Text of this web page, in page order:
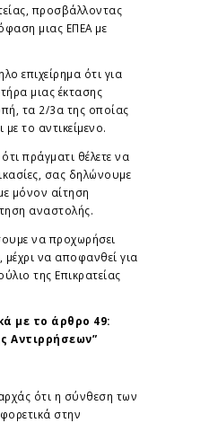
προσβάλλοντας
μιας ΕΠΕΑ με
επιχείρημα ότι για
μιας έκτασης
τα 2/3α της οποίας
το αντικείμενο.
πράγματι θέλετε να
σας δηλώνουμε
μόνον αίτηση
αναστολής.
να προχωρήσει
μέχρι να αποφανθεί για
της Επικρατείας
με το άρθρο 49:
Αντιρρήσεων”
ότι η σύνθεση των
στην